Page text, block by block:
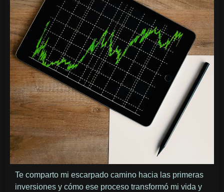
Te comparto mi escarpado camino hacia las primeras
inversiones y cómo ese proceso transformó mi vida y